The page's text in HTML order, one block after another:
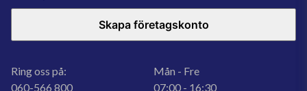
Skapa företagskonto
Ring oss på:
060-566 800
Mån - Fre
07:00 - 16:30